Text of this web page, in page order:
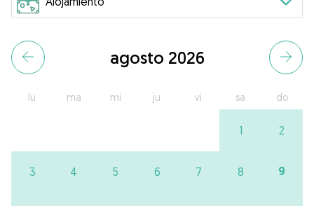
agosto 2026
lu ma mi ju vi sa do
1 2
3 4 5 6 7 8 9